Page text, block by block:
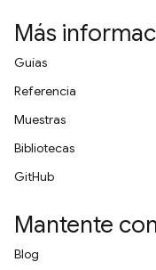
Más
Guías
Referencia
Muestras
Bibliotecas
GitHub
Mantente
Blog